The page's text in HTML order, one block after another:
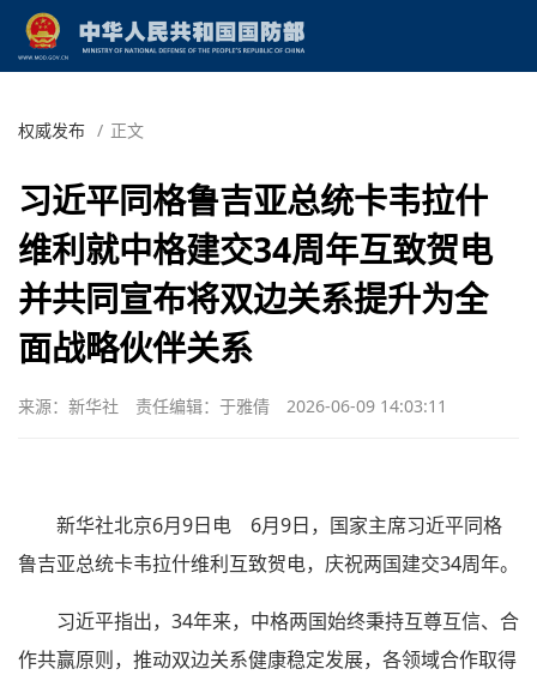
权威发布 / 正文
习近平同格鲁吉亚总统卡韦拉什
维利就中格建交34周年互致贺电
并共同宣布将双边关系提升为全
面战略伙伴关系
来源：新华社 责任编辑：于雅倩 2026-06-09 14:03:11
新华社北京6月9日电 6月9日，国家主席习近平同格
鲁吉亚总统卡韦拉什维利互致贺电，庆祝两国建交34周年。
习近平指出，34年来，中格两国始终秉持互尊互信、合
作共赢原则，推动双边关系健康稳定发展，各领域合作取得